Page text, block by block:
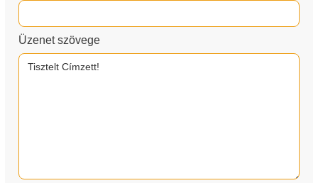
Üzenet szövege